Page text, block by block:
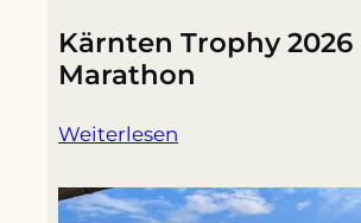
Kärnten Trophy 2026
Marathon
Weiterlesen